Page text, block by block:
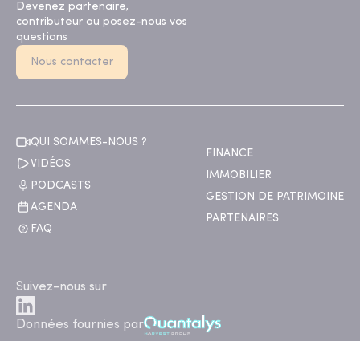
Devenez partenaire,
contributeur ou posez-nous vos
questions
Nous contacter
QUI SOMMES-NOUS ?
VIDÉOS
PODCASTS
AGENDA
FAQ
FINANCE
IMMOBILIER
GESTION DE PATRIMOINE
PARTENAIRES
Suivez-nous sur
Données fournies par